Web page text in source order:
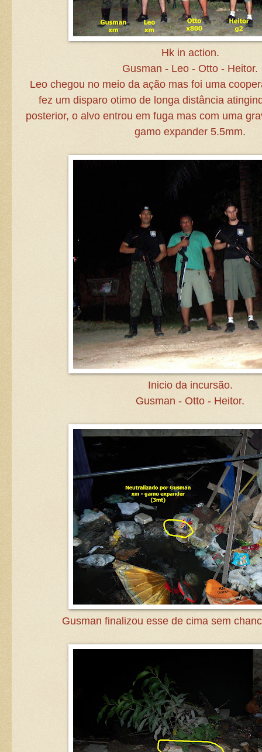
Hk in action.
Gusman - Leo - Otto - Heitor.
Leo chegou no meio da ação mas foi uma
fez um disparo otimo de longa distância
posterior, o alvo entrou em fuga mas com uma
gamo expander 5.5mm.
Inicio da incursão.
Gusman - Otto - Heitor.
Gusman finalizou esse de cima sem